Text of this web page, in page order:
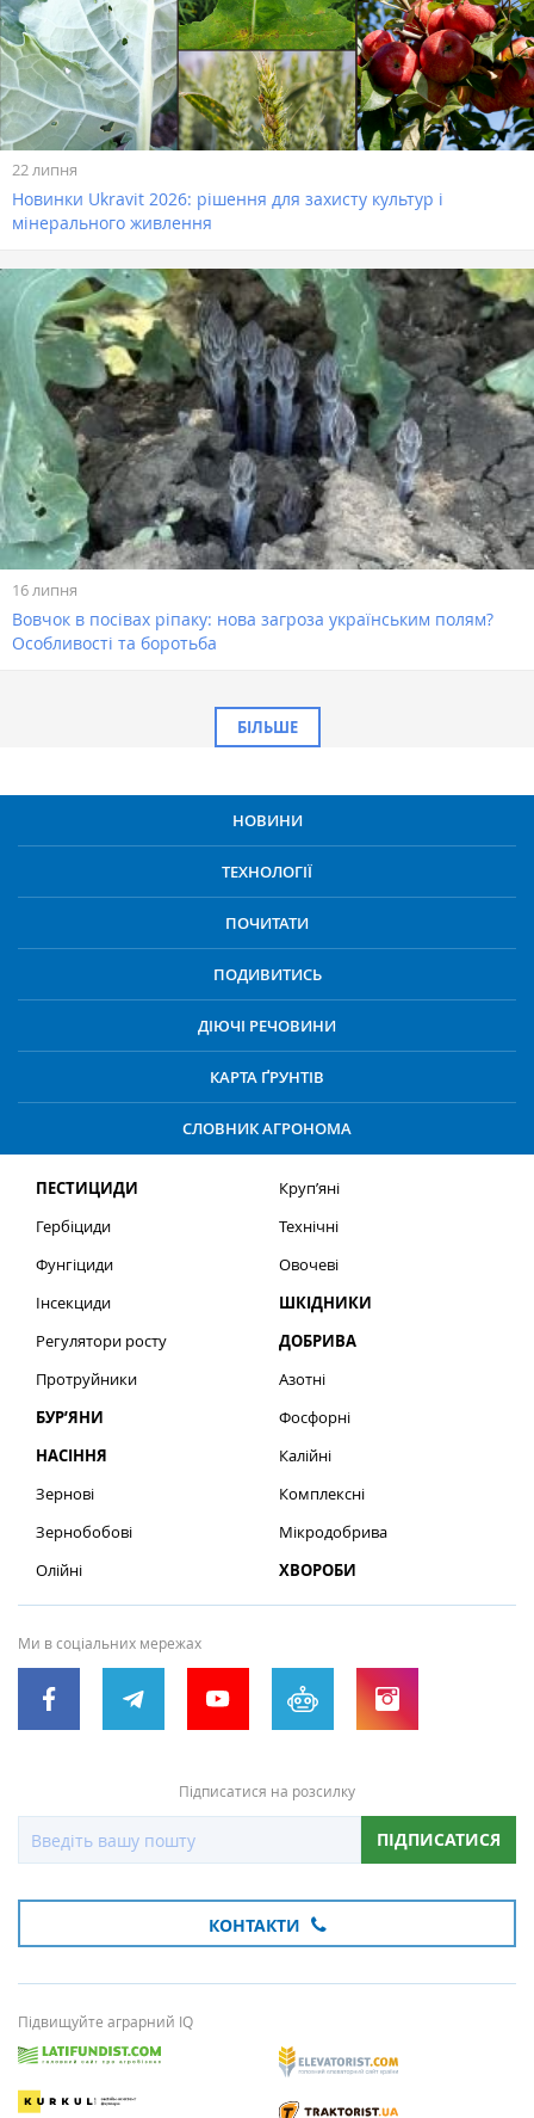
22 липня
Новинки Ukravit 2026: рішення для захисту культур і
мінерального живлення
16 липня
Вовчок в посівах ріпаку: нова загроза українським полям?
Особливості та боротьба
БІЛЬШЕ
НОВИНИ
ТЕХНОЛОГІЇ
ПОЧИТАТИ
ПОДИВИТИСЬ
ДІЮЧІ РЕЧОВИНИ
КАРТА ҐРУНТІВ
СЛОВНИК АГРОНОМА
ПЕСТИЦИДИ
Гербіциди
Фунгіциди
Інсекциди
Регулятори росту
Протруйники
БУР’ЯНИ
НАСІННЯ
Зернові
Зернобобові
Олійні
Круп’яні
Технічні
Овочеві
ШКІДНИКИ
ДОБРИВА
Азотні
Фосфорні
Калійні
Комплексні
Мікродобрива
ХВОРОБИ
Ми в соціальних мережах
Підписатися на розсилку
ПІДПИСАТИСЯ
КОНТАКТИ
Підвищуйте аграрний IQ